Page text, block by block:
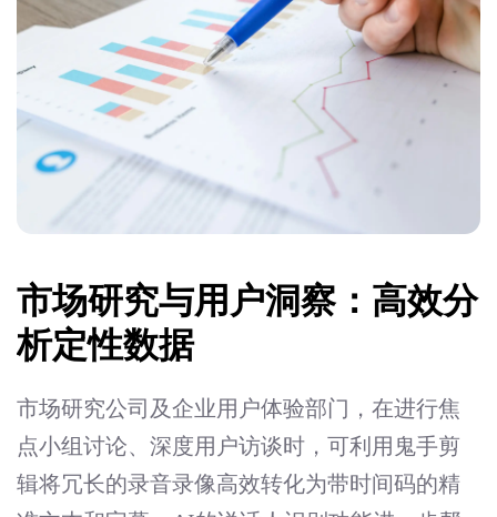
市场研究与用户洞察：高效分
析定性数据
市场研究公司及企业用户体验部门，在进行焦
点小组讨论、深度用户访谈时，可利用鬼手剪
辑将冗长的录音录像高效转化为带时间码的精